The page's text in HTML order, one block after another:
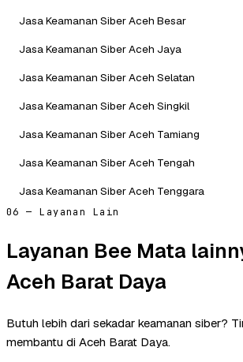
Jasa Keamanan Siber Aceh Besar
Jasa Keamanan Siber Aceh Jaya
Jasa Keamanan Siber Aceh Selatan
Jasa Keamanan Siber Aceh Singkil
Jasa Keamanan Siber Aceh Tamiang
Jasa Keamanan Siber Aceh Tengah
Jasa Keamanan Siber Aceh Tenggara
06 — Layanan Lain
Layanan Bee Mata
Aceh Barat Daya
Butuh lebih dari sekadar keamanan siber?
membantu di Aceh Barat Daya.